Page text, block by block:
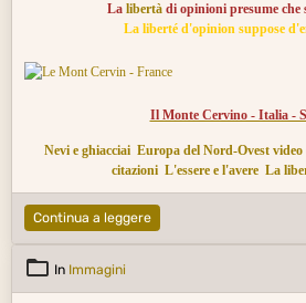
La libertà di opinioni presume che
La liberté d'opinion suppose
Il Monte Cervino - Italia -
Nevi e ghiacciai Europa del Nord-Ovest video
citazioni L'essere e l'avere La
Continua a leggere
In Immagini